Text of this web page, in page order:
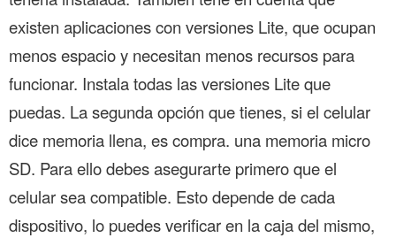
existen aplicaciones con versiones Lite, que ocupan
menos espacio y necesitan menos recursos para
funcionar. Instala todas las versiones Lite que
puedas. La segunda opción que tienes, si el celular
dice memoria llena, es compra. una memoria micro
SD. Para ello debes asegurarte primero que el
celular sea compatible. Esto depende de cada
dispositivo, lo puedes verificar en la caja del mismo,